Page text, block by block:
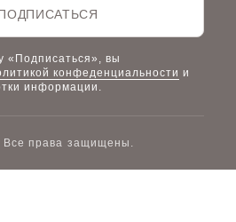
магазин
«Подписаться», вы
конфеденциальности и
информации.
Все права защищены.